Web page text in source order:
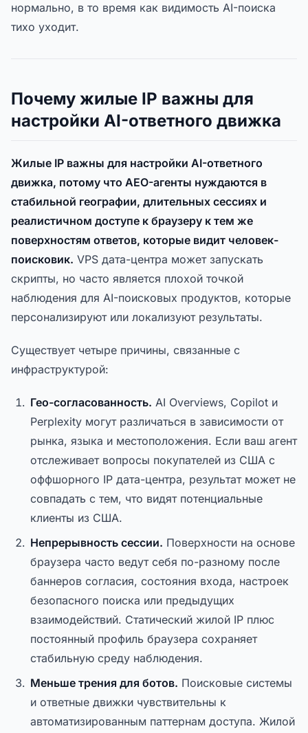
нормально, в то время как видимость AI-поиска
тихо уходит.
Почему жилые IP важны для
настройки AI-ответного движка
Жилые IP важны для настройки AI-ответного
движка, потому что AEO-агенты нуждаются в
стабильной географии, длительных сессиях и
реалистичном доступе к браузеру к тем же
поверхностям ответов, которые видит человек-
поисковик. VPS дата-центра может запускать
скрипты, но часто является плохой точкой
наблюдения для AI-поисковых продуктов, которые
персонализируют или локализуют результаты.
Существует четыре причины, связанные с
инфраструктурой:
Гео-согласованность. AI Overviews, Copilot и
Perplexity могут различаться в зависимости от
рынка, языка и местоположения. Если ваш агент
отслеживает вопросы покупателей из США с
оффшорного IP дата-центра, результат может не
совпадать с тем, что видят потенциальные
клиенты из США.
Непрерывность сессии. Поверхности на основе
браузера часто ведут себя по-разному после
баннеров согласия, состояния входа, настроек
безопасного поиска или предыдущих
взаимодействий. Статический жилой IP плюс
постоянный профиль браузера сохраняет
стабильную среду наблюдения.
Меньше трения для ботов. Поисковые системы
и ответные движки чувствительны к
автоматизированным паттернам доступа. Жилой